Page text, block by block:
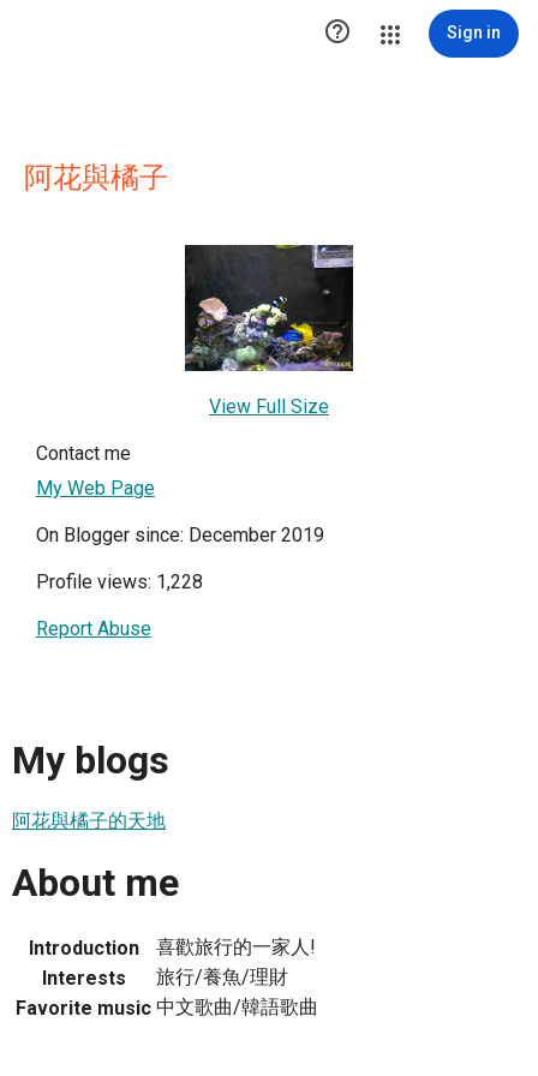
 Sign in
阿花與橘子
View Full Size
Contact me
My Web Page
On Blogger since: December 2019
Profile views: 1,228
Report Abuse
My blogs
阿花與橘子的天地
About me
Introduction
喜歡旅行的一家人!
Interests
旅行/養魚/理財
Favorite music 中文歌曲/韓語歌曲